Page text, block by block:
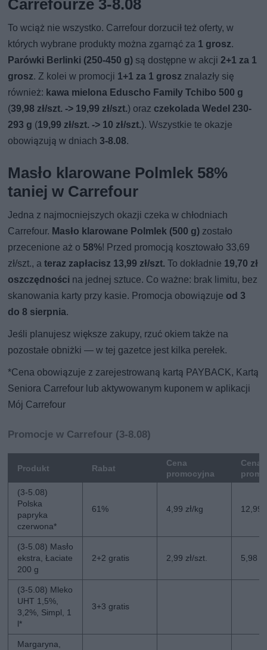
Carrefourze 3-8.08
To wciąż nie wszystko. Carrefour dorzucił też oferty, w
których wybrane produkty można zgarnąć za 1 grosz.
Parówki Berlinki (250-450 g) są dostępne w akcji2+1 za 1
grosz. Z kolei w promocji 1+1 za 1 grosz znalazły się
również: kawa mielona Eduscho Family Tchibo 500 g
(39,98 zł/szt. -> 19,99 zł/szt.) oraz czekolada Wedel 230-
293 g (19,99 zł/szt. -> 10 zł/szt.). Wszystkie te okazje
obowiązują w dniach3-8.08.
Masło klarowane Polmlek 58%
taniej w Carrefour
Jedna z najmocniejszych okazji czeka w chłodniach
Carrefour. Masło klarowane Polmlek (500 g) zostało
przecenione aż o 58%! Przed promocją kosztowało 33,69
zł/szt., ateraz zapłacisz 13,99 zł/szt. To dokładnie 19,70 zł
oszczędności na jednej sztuce. Co ważne: brak limitu, bez
skanowania karty przy kasie. Promocja obowiązuje od 3
do 8 sierpnia.
Jeśli planujesz większe zakupy, rzuć okiem także na
pozostałe obniżki — w tej gazetce jest kilka perełek.
*Cena obowiązuje z zarejestrowaną kartą PAYBACK, Kartą
Seniora Carrefour lub aktywowanym kuponem w aplikacji
Mój Carrefour
Promocje w Carrefour (3-8.08)
Produkt Rabat
Cena
promocyjna
Cena
(3-5.08)
Polska
papryka
czerwona*
61% 4,99 zł/kg 12,99
(3-5.08) Masło
ekstra, Łaciate
200 g
2+2 gratis 2,99 zł/szt. 5,98
(3-5.08) Mleko
UHT 1,5%,
3,2%, Simpl, 1
l*
3+3 gratis
Margaryna,